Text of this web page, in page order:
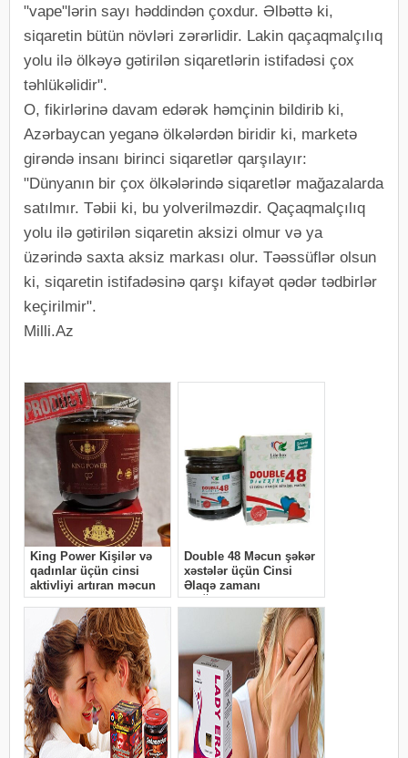
"vape"lərin sayı həddindən çoxdur. Əlbəttə ki,
siqaretin bütün növləri zərərlidir. Lakin qaçaqmalçılıq
yolu ilə ölkəyə gətirilən siqaretlərin istifadəsi çox
təhlükəlidir".
O, fikirlərinə davam edərək həmçinin bildirib ki,
Azərbaycan yeganə ölkələrdən biridir ki, marketə
girəndə insanı birinci siqaretlər qarşılayır:
"Dünyanın bir çox ölkələrində siqaretlər mağazalarda
satılmır. Təbii ki, bu yolverilməzdir. Qaçaqmalçılıq
yolu ilə gətirilən siqaretin aksizi olmur və ya
üzərində saxta aksiz markası olur. Təəssüflər olsun
ki, siqaretin istifadəsinə qarşı kifayət qədər tədbirlər
keçirilmir".
Milli.Az